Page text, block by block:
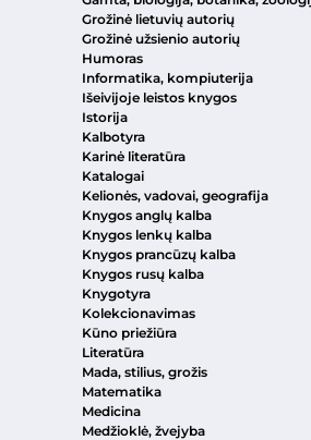
Grožinė lietuvių autorių
Grožinė užsienio autorių
Humoras
Informatika, kompiuterija
Išeivijoje leistos knygos
Istorija
Kalbotyra
Karinė literatūra
Katalogai
Kelionės, vadovai, geografija
Knygos anglų kalba
Knygos lenkų kalba
Knygos prancūzų kalba
Knygos rusų kalba
Knygotyra
Kolekcionavimas
Kūno priežiūra
Literatūra
Mada, stilius, grožis
Matematika
Medicina
Medžioklė, žvejyba